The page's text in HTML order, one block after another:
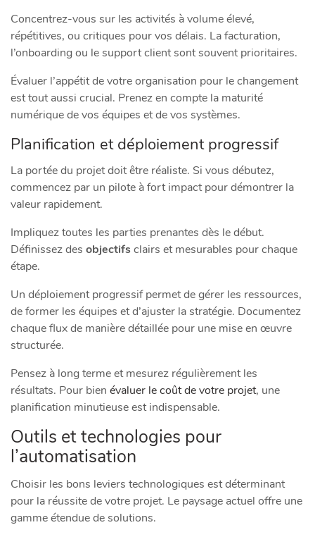
Concentrez-vous sur les activités à volume élevé,
répétitives, ou critiques pour vos délais. La facturation,
l’onboarding ou le support client sont souvent prioritaires.
Évaluer l’appétit de votre organisation pour le changement
est tout aussi crucial. Prenez en compte la maturité
numérique de vos équipes et de vos systèmes.
Planification et déploiement progressif
La portée du projet doit être réaliste. Si vous débutez,
commencez par un pilote à fort impact pour démontrer la
valeur rapidement.
Impliquez toutes les parties prenantes dès le début.
Définissez des objectifsclairs et mesurables pour chaque
étape.
Un déploiement progressif permet de gérer les ressources,
de former les équipes et d’ajuster la stratégie. Documentez
chaque flux de manière détaillée pour une mise en œuvre
structurée.
Pensez à long terme et mesurez régulièrement les
résultats. Pour bien évaluer le coût de votre projet, une
planification minutieuse est indispensable.
Outils et technologies pour
l’automatisation
Choisir les bons leviers technologiques est déterminant
pour la réussite de votre projet. Le paysage actuel offre une
gamme étendue de solutions.